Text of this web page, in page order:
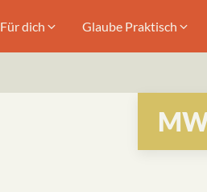
Für dich Glaube Praktisch